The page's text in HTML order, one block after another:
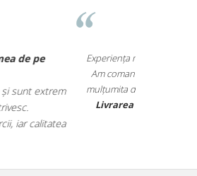
achiziția mea de pe
Jordan și sunt extrem
mi se potrivesc.
mărcii, iar calitatea